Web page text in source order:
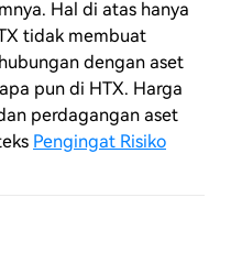
Hal di atas hanya
tidak membuat
dengan aset
pun di HTX. Harga
perdagangan aset
Pengingat Risiko